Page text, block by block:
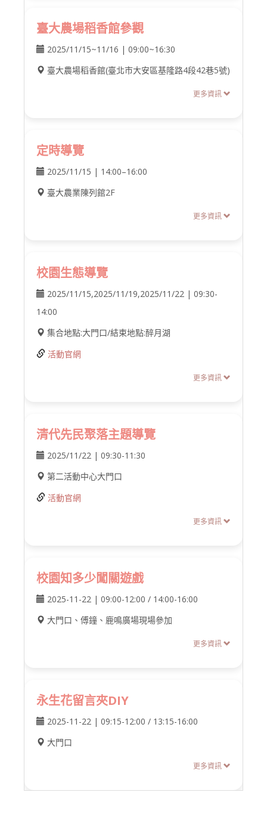
臺大農場稻香館參觀
2025/11/15~11/16 | 09:00~16:30
臺大農場稻香館(臺北市大安區基隆路4段42巷5號)
更多資訊
定時導覽
2025/11/15 | 14:00–16:00
臺大農業陳列館2F
更多資訊
校園生態導覽
2025/11/15,2025/11/19,2025/11/22 | 09:30-
14:00
集合地點:大門口/結束地點:醉月湖
活動官網
更多資訊
清代先民聚落主題導覽
2025/11/22 | 09:30-11:30
第二活動中心大門口
活動官網
更多資訊
校園知多少闖關遊戲
2025-11-22 | 09:00-12:00 / 14:00-16:00
大門口、傅鐘、鹿鳴廣場現場參加
更多資訊
永生花留言夾DIY
2025-11-22 | 09:15-12:00 / 13:15-16:00
大門口
更多資訊